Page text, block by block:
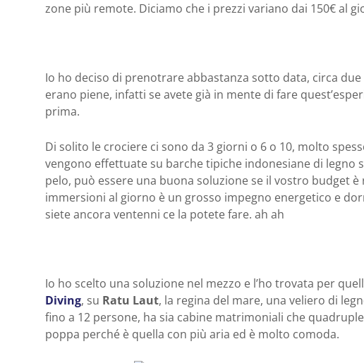
zone più remote. Diciamo che i prezzi variano dai 150€ al
Io ho deciso di prenotrare abbastanza sotto data, circa
erano piene, infatti se avete già in mente di fare
prima.
Di solito le crociere ci sono da 3 giorni o 6 o 10, molto
vengono effettuate su barche tipiche indonesiane di legno
pelo, può essere una buona soluzione se il vostro budget
immersioni al giorno è un grosso impegno energetico e
siete ancora ventenni ce la potete fare. ah ah
Io ho scelto una soluzione nel mezzo e l’ho trovata per
Diving, su Ratu Laut, la regina del mare, una veliero di
fino a 12 persone, ha sia cabine matrimoniali che
poppa perché è quella con più aria ed è molto comoda.